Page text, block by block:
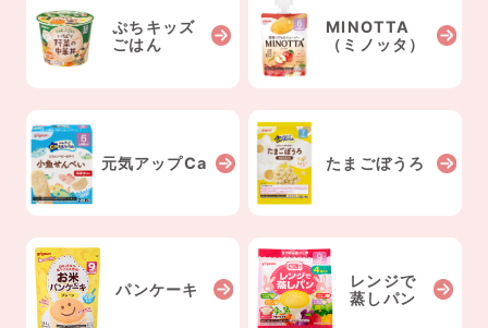
ぷちキッズ
ごはん
MINOTTA
（ミノッタ）
元気アップCa たまごぼうろ
パンケーキ
レンジで
蒸しパン